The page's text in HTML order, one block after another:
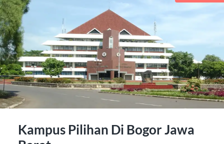
Kampus Pilihan Di Bogor Jawa